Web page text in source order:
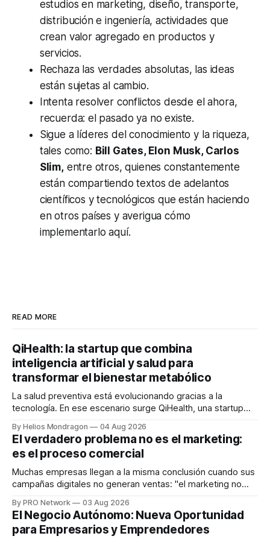
estudios en marketing, diseño, transporte,
distribución e ingeniería, actividades que
crean valor agregado en productos y
servicios.
Rechaza las verdades absolutas, las ideas
están sujetas al cambio.
Intenta resolver conflictos desde el ahora,
recuerda: el pasado ya no existe.
Sigue a líderes del conocimiento y la riqueza,
tales como: Bill Gates, Elon Musk, Carlos
Slim,entre otros, quienes constantemente
están compartiendo textos de adelantos
científicos y tecnológicos que están haciendo
en otros países y averigua cómo
implementarlo aquí.
READ MORE
QiHealth: la startup que combina
inteligencia artificial y salud para
transformar el bienestar metabólico
La salud preventiva está evolucionando gracias a la
tecnología. En ese escenario surge QiHealth, una startup
dispositivos inteligentes, inteligencia artificial y monitoreo
en tiempo real para ayudar a las personas a tomar mejores
decisiones sobre su salud metabólica. Su propuesta busca
responder
By Helios Mondragon 04 Aug 2026
El verdadero problema no es el marketing:
es el proceso comercial
Muchas empresas llegan a la misma conclusión cuando sus
campañas digitales no generan ventas: "el marketing no
INTERIUS, el problema suele estar en otro lugar. Durante
una entrevista para el podcast SER PRO, el especialista en
marketing digital explicó que
By PRO Network 03 Aug 2026
El Negocio Autónomo: Nueva Oportunidad
para Empresarios y Emprendedores